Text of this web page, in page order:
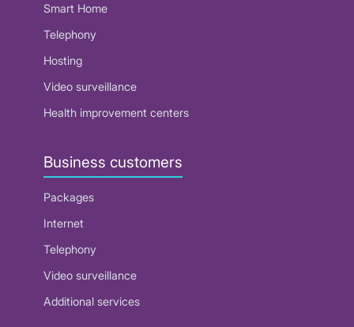
Smart Home
Telephony
Hosting
Video surveillance
Health improvement centers
Business customers
Packages
Internet
Telephony
Video surveillance
Additional services